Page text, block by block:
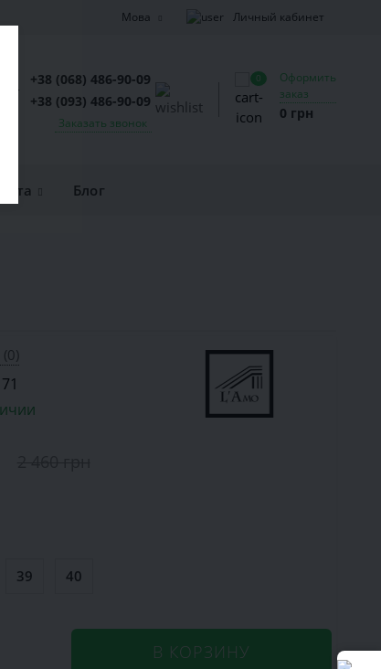
Мова Личный кабинет
+38 (068) 486-90-09
+38 (093) 486-90-09
Заказать звонок
0
Оформить
заказ
0 грн
Блог
39 40
В КОРЗИНУ